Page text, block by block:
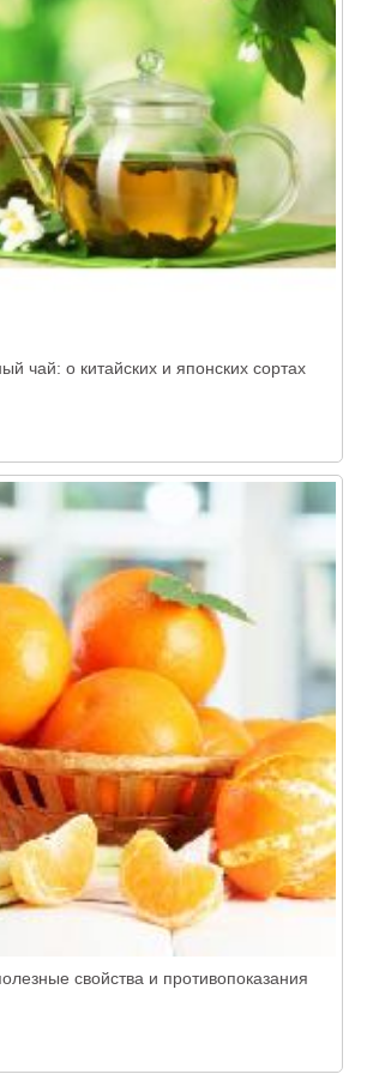
чай: о китайских и японских сортах
свойства и противопоказания